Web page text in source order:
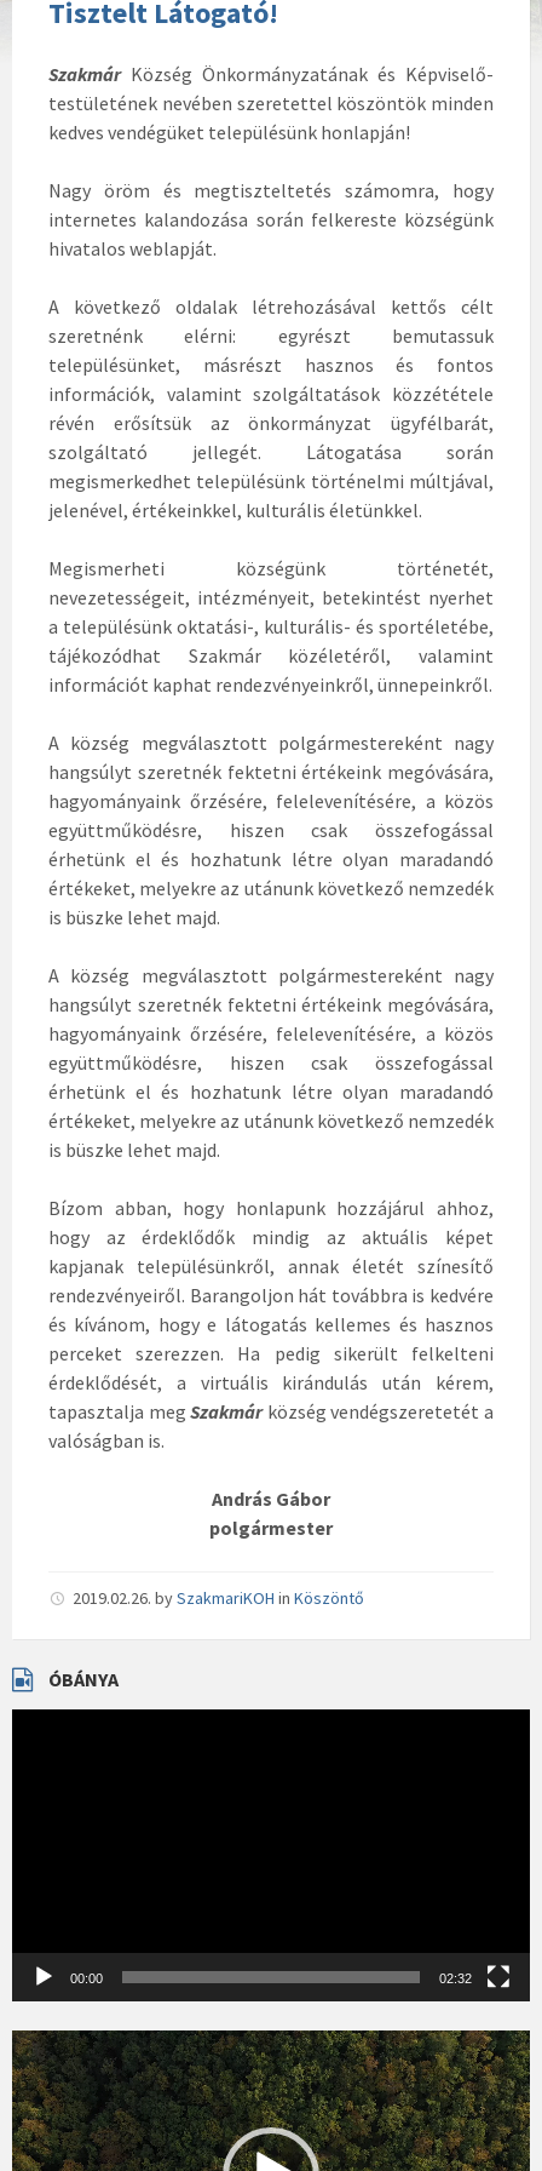
Tisztelt Látogató!
Szakmár Község Önkormányzatának és Képviselő-
testületének nevében szeretettel köszöntök minden
kedves vendégüket településünk honlapján!
Nagy öröm és megtiszteltetés számomra, hogy
internetes kalandozása során felkereste községünk
hivatalos weblapját.
A következő oldalak létrehozásával kettős célt
szeretnénk elérni: egyrészt bemutassuk
településünket, másrészt hasznos és fontos
információk, valamint szolgáltatások közzététele
révén erősítsük az önkormányzat ügyfélbarát,
szolgáltató jellegét. Látogatása során
megismerkedhet településünk történelmi múltjával,
jelenével, értékeinkkel, kulturális életünkkel.
Megismerheti községünk történetét,
nevezetességeit, intézményeit, betekintést nyerhet
a településünk oktatási-, kulturális- és sportéletébe,
tájékozódhat Szakmár közéletéről, valamint
információt kaphat rendezvényeinkről, ünnepeinkről.
A község megválasztott polgármestereként nagy
hangsúlyt szeretnék fektetni értékeink megóvására,
hagyományaink őrzésére, felelevenítésére, a közös
együttműködésre, hiszen csak összefogással
érhetünk el és hozhatunk létre olyan maradandó
értékeket, melyekre az utánunk következő nemzedék
is büszke lehet majd.
A község megválasztott polgármestereként nagy
hangsúlyt szeretnék fektetni értékeink megóvására,
hagyományaink őrzésére, felelevenítésére, a közös
együttműködésre, hiszen csak összefogással
érhetünk el és hozhatunk létre olyan maradandó
értékeket, melyekre az utánunk következő nemzedék
is büszke lehet majd.
Bízom abban, hogy honlapunk hozzájárul ahhoz,
hogy az érdeklődők mindig az aktuális képet
kapjanak településünkről, annak életét színesítő
rendezvényeiről. Barangoljon hát továbbra is kedvére
és kívánom, hogy e látogatás kellemes és hasznos
perceket szerezzen. Ha pedig sikerült felkelteni
érdeklődését, a virtuális kirándulás után kérem,
tapasztalja megSzakmár község vendégszeretetét a
valóságban is.
András Gábor
polgármester
2019.02.26. bySzakmariKOH in Köszöntő
ÓBÁNYA
00:00 02:32
Videólejátszó